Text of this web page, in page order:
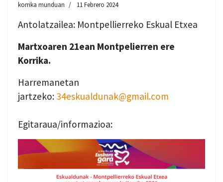
korrika munduan 11 Febrero 2024
Antolatzailea: Montpellierreko Eskual Etxea
Martxoaren 21ean Montpelierren ere
Korrika.
Harremanetan
jartzeko: 34eskualdunak@gmail.com
Egitaraua/informazioa: